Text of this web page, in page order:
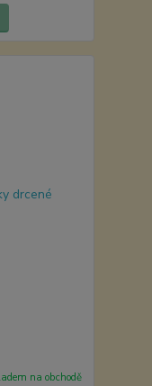
na obchodě